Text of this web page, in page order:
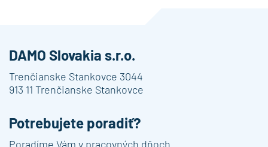
DAMO Slovakia s.r.o.
Trenčianske Stankovce 3044
913 11 Trenčianske Stankovce
Potrebujete poradiť?
Poradíme Vám v pracovných dňoch